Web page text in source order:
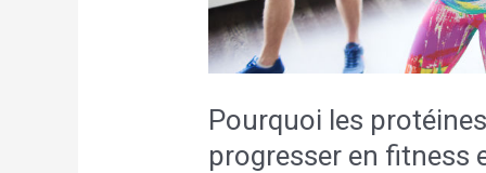
Pourquoi les
progresser en fitness
garder
une
silhouette
harmonieuse ?